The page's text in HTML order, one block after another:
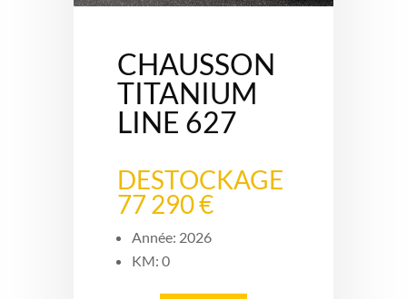
CHAUSSON
TITANIUM
LINE 627
DESTOCKAGE
77 290 €
Année: 2026
KM: 0